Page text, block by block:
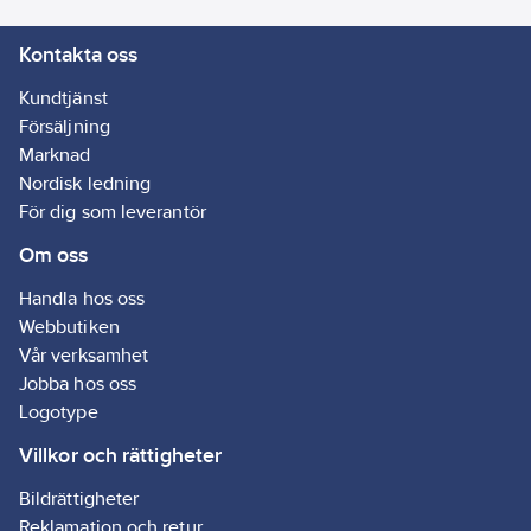
Kontakta oss
Kundtjänst
Försäljning
Marknad
Nordisk ledning
För dig som leverantör
Om oss
Handla hos oss
Webbutiken
Vår verksamhet
Jobba hos oss
Logotype
Villkor och rättigheter
Bildrättigheter